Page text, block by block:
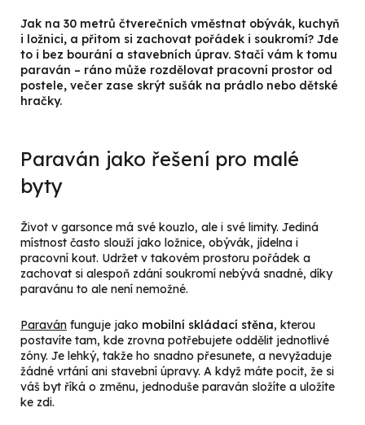
Jak na 30 metrů čtverečních vměstnat obývák, kuchyň
i ložnici, a přitom si zachovat pořádek i soukromí? Jde
to i bez bourání a stavebních úprav. Stačí vám k tomu
paraván – ráno může rozdělovat pracovní prostor od
postele, večer zase skrýt sušák na prádlo nebo dětské
hračky.
Paraván jako řešení pro malé
byty
Život v garsonce má své kouzlo, ale i své limity. Jediná
místnost často slouží jako ložnice, obývák, jídelna i
pracovní kout. Udržet v takovém prostoru pořádek a
zachovat si alespoň zdání soukromí nebývá snadné, díky
paravánu to ale není nemožné.
Paraván funguje jako mobilní skládací stěna, kterou
postavíte tam, kde zrovna potřebujete oddělit jednotlivé
zóny. Je lehký, takže ho snadno přesunete, a nevyžaduje
žádné vrtání ani stavební úpravy. A když máte pocit, že si
váš byt říká o změnu, jednoduše paraván složíte a uložíte
ke zdi.